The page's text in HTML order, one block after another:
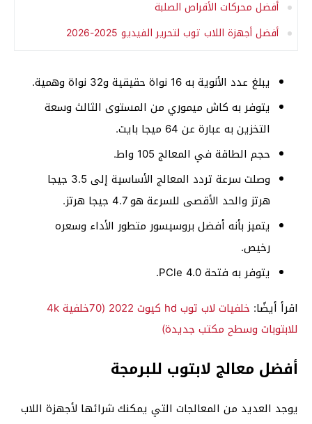
أفضل محركات الأقراص الصلبة
أفضل أجهزة اللاب توب لتحرير الفيديو 2025-2026
يبلغ عدد الأنوية به 16 نواة حقيقية و32 نواة وهمية.
يتوفر به كاش ميموري من المستوى الثالث وسعة
التخزين به عبارة عن 64 ميجا بايت.
حجم الطاقة في المعالج 105 واط.
وصلت سرعة تردد المعالج الأساسية إلى 3.5 جيجا
هرتز والحد الأقصى للسرعة هو 4.7 جيجا هرتز.
يتميز بأنه أفضل بروسيسور متطور الأداء وسعره
رخيص.
يتوفر به فتحة PCle 4.0.
اقرأ أيضًا:
خلفيات لاب توب hd كيوت 2022 (70خلفية 4k
للابتوبات وسطح مكتب جديدة)
أفضل معالج لابتوب للبرمجة
يوجد العديد من المعالجات التي يمكنك شرائها لأجهزة اللاب